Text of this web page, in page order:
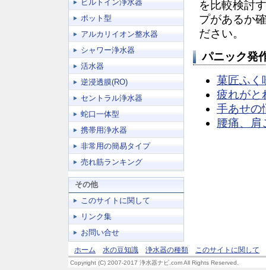
を比較検討
プがあるか
ださい。
パニック発
菓匠ふく
疲れがと
手あせの
腰痛、肩
ビルトイン浄水器
ポット型
アルカリイオン整水器
シャワー浄水器
活水器
逆浸透膜(RO)
セントラル浄水器
蛇口一体型
携帯用浄水器
非常用の簡易タイプ
売れ筋ランキング
その他
このサイトに関して
リンク集
お問い合せ
ホーム 水の豆知識 浄水器の種類 このサイトに関して
Copyright (C) 2007-2017 浄水器ナビ.com All Rights Reserved.